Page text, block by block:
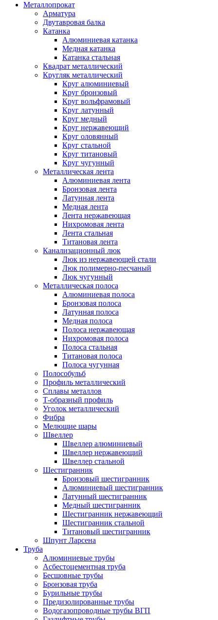
Металлопрокат
Арматура
Двутавровая балка
Катанка
Алюминиевая катанка
Медная катанка
Катанка стальная
Квадрат металлический
Кругляк металлический
Круг алюминиевый
Круг бронзовый
Круг вольфрамовый
Круг латунный
Круг медный
Круг нержавеющий
Круг оловянный
Круг стальной
Круг титановый
Круг чугунный
Металлическая лента
Алюминиевая лента
Бронзовая лента
Латунная лента
Медная лента
Лента нержавеющая
Нихромовая лента
Лента стальная
Титановая лента
Канализационный люк
Люк из нержавеющей стали
Люк полимерно-песчаный
Люк чугунный
Металлическая полоса
Алюминиевая полоса
Бронзовая полоса
Латунная полоса
Медная полоса
Полоса нержавеющая
Нихромовая полоса
Полоса стальная
Титановая полоса
Полоса чугунная
Полособульб
Профиль металлический
Сплавы металлов
Т-образный профиль
Уголок металлический
Фибра
Мелющие шары
Швеллер
Швеллер алюминиевый
Швеллер нержавеющий
Швеллер стальной
Шестигранник
Бронзовый шестигранник
Алюминиевый шестигранник
Латунный шестигранник
Медный шестигранник
Шестигранник нержавеющий
Шестигранник стальной
Титановый шестигранник
Шпунт Ларсена
Труба
Алюминиевые трубы
Асбестоцементная труба
Бесшовные трубы
Бронзовая труба
Бурильные трубы
Предизолированные трубы
Водогазопроводные трубы ВГП